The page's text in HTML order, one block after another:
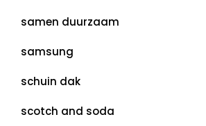
samen duurzaam
samsung
schuin dak
scotch and soda